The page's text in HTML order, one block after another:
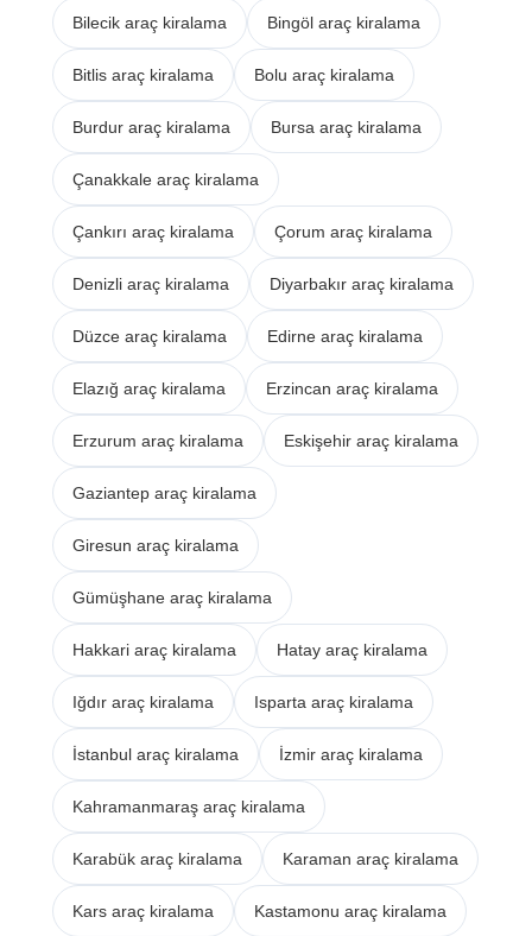
Bilecik araç kiralama Bingöl araç kiralama
Bitlis araç kiralama Bolu araç kiralama
Burdur araç kiralama Bursa araç kiralama
Çanakkale araç kiralama
Çankırı araç kiralama Çorum araç kiralama
Denizli araç kiralama Diyarbakır araç kiralama
Düzce araç kiralama Edirne araç kiralama
Elazığ araç kiralama Erzincan araç kiralama
Erzurum araç kiralama Eskişehir araç kiralama
Gaziantep araç kiralama
Giresun araç kiralama
Gümüşhane araç kiralama
Hakkari araç kiralama Hatay araç kiralama
Iğdır araç kiralama Isparta araç kiralama
İstanbul araç kiralama İzmir araç kiralama
Kahramanmaraş araç kiralama
Karabük araç kiralama Karaman araç kiralama
Kars araç kiralama Kastamonu araç kiralama